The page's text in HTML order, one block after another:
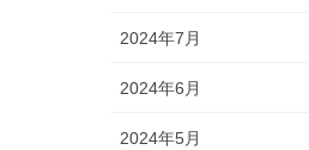
2024年7月
2024年6月
2024年5月